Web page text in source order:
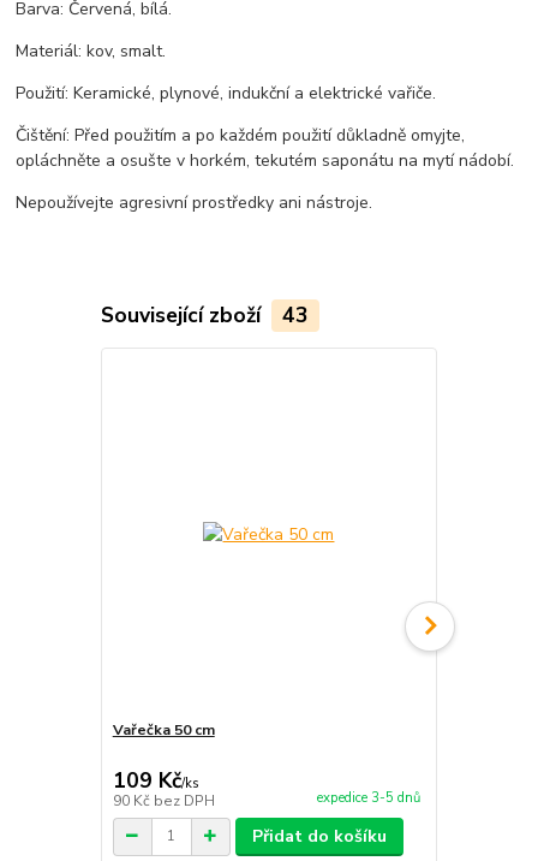
Barva: Červená, bílá.
Materiál: kov, smalt.
Použití: Keramické, plynové, indukční a elektrické vařiče.
Čištění: Před použitím a po každém použití důkladně omyjte,
opláchněte a osušte v horkém, tekutém saponátu na mytí nádobí.
Nepoužívejte agresivní prostředky ani nástroje.
Související zboží 43
Vařečka 50 cm
109 Kč/ks
90 Kč bez DPH expedice 3-5 dnů
Přidat do košíku